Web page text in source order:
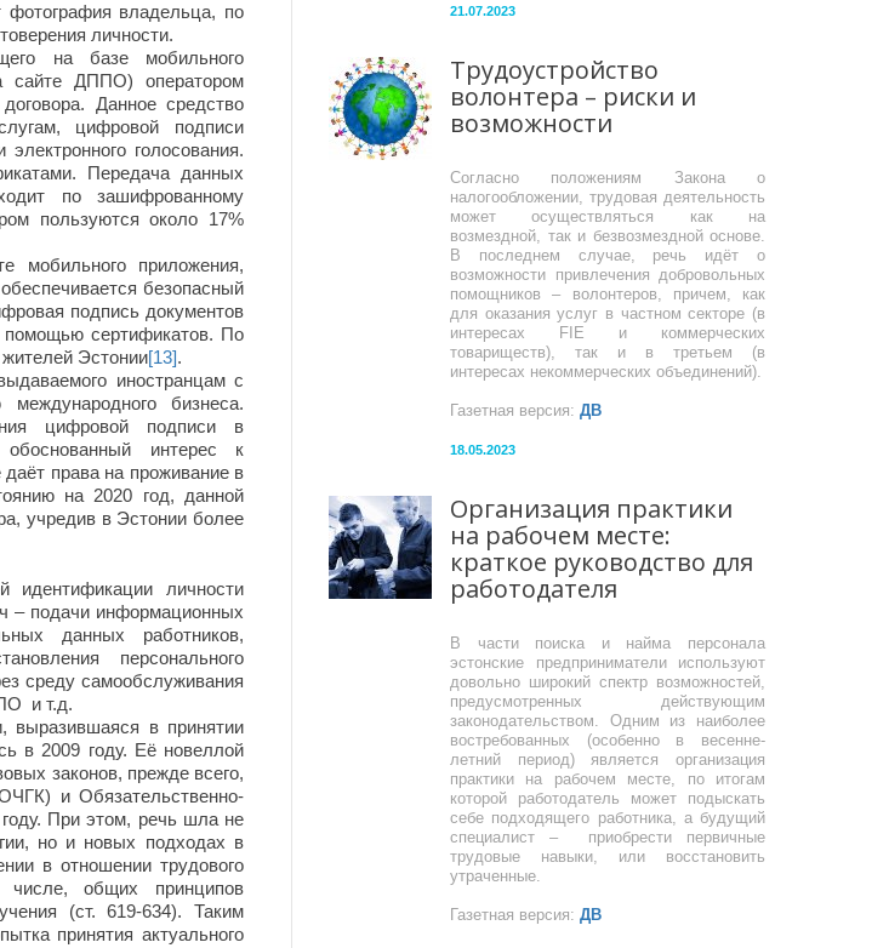
фотография владельца, по
личности.
на базе мобильного
сайте ДППО) оператором
Данное средство
цифровой подписи
голосования.
Передача данных
по зашифрованному
пользуются около 17%
мобильного приложения,
безопасный
подпись документов
помощью сертификатов. По
Эстонии[13].
иностранцам с
бизнеса.
цифровой подписи в
интерес к
права на проживание в
на 2020 год, данной
учредив в Эстонии более
личности
– подачи информационных
данных работников,
персонального
среду самообслуживания
и т.д.
в принятии
в 2009 году. Её новеллой
законов, прежде всего,
и Обязательственно-
При этом, речь шла не
но и новых подходах в
в отношении трудового
общих принципов
(ст. 619-634). Таким
принятия актуального
21.07.2023
Трудоустройство
волонтера – риски и
возможности
Согласно положениям Закона о
налогообложении, трудовая деятельность
может осуществляться как на
возмездной, так и безвозмездной основе.
В последнем случае, речь идёт о
возможности привлечения добровольных
помощников – волонтеров, причем, как
для оказания услуг в частном секторе (в
интересах FIE и коммерческих
товариществ), так и в третьем (в
интересах некоммерческих объединений).
Газетная версия: ДВ
18.05.2023
Организация практики
на рабочем месте:
краткое руководство для
работодателя
В части поиска и найма персонала
эстонские предприниматели используют
довольно широкий спектр возможностей,
предусмотренных действующим
законодательством. Одним из наиболее
востребованных (особенно в весенне-
летний период) является организация
практики на рабочем месте, по итогам
которой работодатель может подыскать
себе подходящего работника, а будущий
специалист – приобрести первичные
трудовые навыки, или восстановить
утраченные.
Газетная версия: ДВ